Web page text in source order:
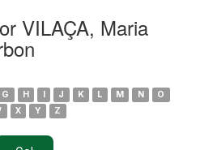
VILAÇA, Maria
G H I J K L M N
O
X Y Z